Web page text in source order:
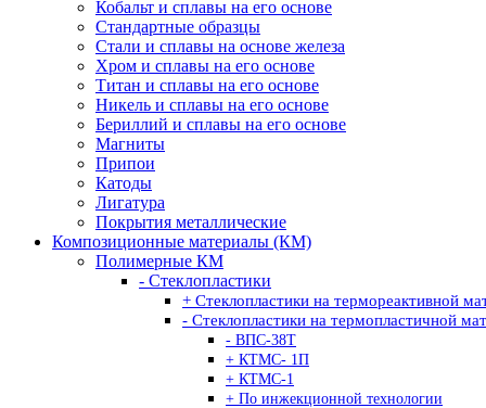
Кобальт и сплавы на его основе
Стандартные образцы
Стали и сплавы на основе железа
Хром и сплавы на его основе
Титан и сплавы на его основе
Никель и сплавы на его основе
Бериллий и сплавы на его основе
Магниты
Припои
Катоды
Лигатура
Покрытия металлические
Композиционные материалы (КМ)
Полимерные КМ
- Стеклопластики
+ Стеклопластики на термореактивной
- Стеклопластики на термопластичной
- ВПС-38Т
+ КТМС- 1П
+ КТМС-1
+ По инжекционной технологии